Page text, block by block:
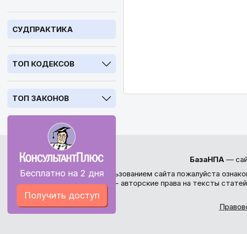
СУДПРАКТИКА
ТОП КОДЕКСОВ
ТОП ЗАКОНОВ
Бесплатно на 2 дня
Получить доступ
БазаНПА—
Перед использованием сайта пожалуйста
внимание - авторские права на тексты